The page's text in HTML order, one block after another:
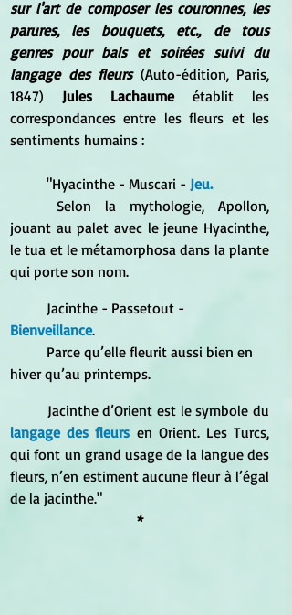
sur l'art de composer les couronnes, les
parures, les bouquets, etc., de tous
genres pour bals et soirées suivi du
langage des fleurs (Auto-édition, Paris,
1847) Jules Lachaume établit les
correspondances entre les fleurs et les
sentiments humains :
	"Hyacinthe - Muscari -
Jeu.
jouant au palet avec le jeune Hyacinthe,
le tua et le métamorphosa dans la plante
qui porte son nom.
	Jacinthe - Passetout -
Bienveillance.
hiver qu’au printemps.
	Jacinthe d’Orient est le symbole du
langage des fleurs en Orient. Les Turcs,
qui font un grand usage de la langue des
fleurs, n’en estiment aucune fleur à l’égal
de la jacinthe."
*